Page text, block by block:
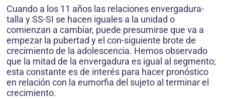
Cuando a los 11 años las relaciones envergadura-
talla y SS-SI se hacen iguales a la unidad o
comienzan a cambiar, puede presumirse que va a
empezar la pubertad y el con-siguiente brote de
crecimiento de la adolescencia. Hemos observado
que la mitad de la envergadura es igual al segmento;
esta constante es de interés para hacer pronóstico
en relación con la eumorfia del sujeto al terminar el
crecimiento.